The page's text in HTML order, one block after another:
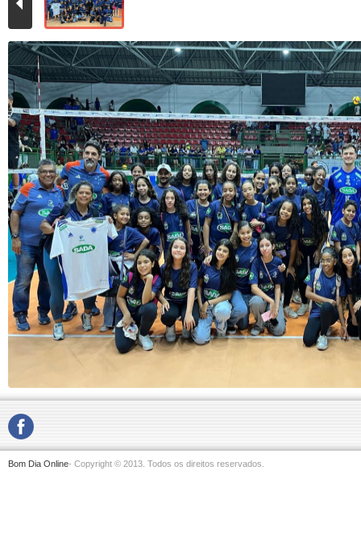
Bom Dia Online- Copyright © 2013. Todos os direitos reservados.